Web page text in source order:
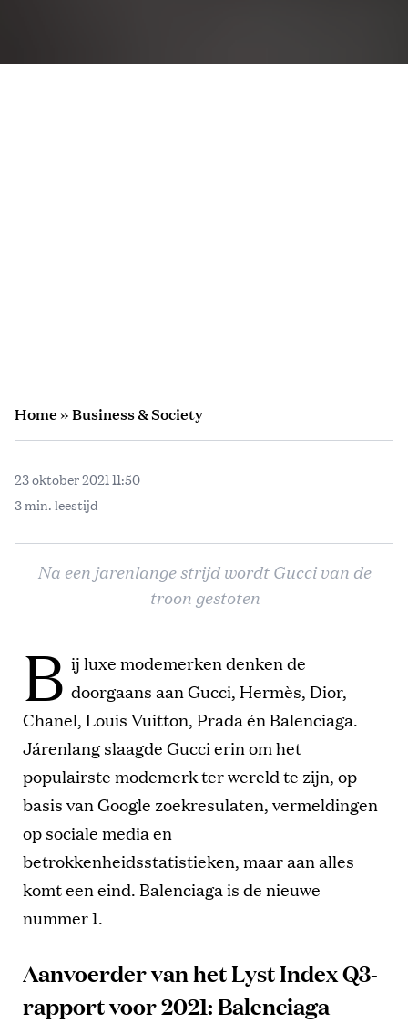
Home»Business & Society
23 oktober 2021 11:50
3 min. leestijd
Na een jarenlange strijd wordt Gucci van de
troon gestoten
B ij luxe modemerken denken de
doorgaans aan Gucci, Hermès, Dior,
Chanel, Louis Vuitton, Prada én Balenciaga.
Járenlang slaagde Gucci erin om het
populairste modemerk ter wereld te zijn, op
basis van Google zoekresulaten, vermeldingen
op sociale media en
betrokkenheidsstatistieken, maar aan alles
komt een eind. Balenciaga is de nieuwe
nummer 1.
Aanvoerder van het Lyst Index Q3-
rapport voor 2021: Balenciaga